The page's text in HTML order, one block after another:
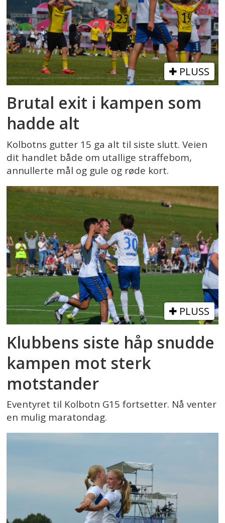
PLUSS
Brutal exit i kampen som
hadde alt
Kolbotns gutter 15 ga alt til siste slutt. Veien
dit handlet både om utallige straffebom,
annullerte mål og gule og røde kort.
PLUSS
Klubbens siste håp snudde
kampen mot sterk
motstander
Eventyret til Kolbotn G15 fortsetter. Nå venter
en mulig maratondag.